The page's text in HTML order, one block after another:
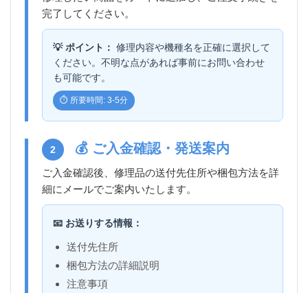
完了してください。
💡 ポイント： 修理内容や機種名を正確に選択して
ください。不明な点があれば事前にお問い合わせ
も可能です。
⏱️ 所要時間: 3-5分
2 💰 ご入金確認・発送案内
ご入金確認後、修理品の送付先住所や梱包方法を詳
細にメールでご案内いたします。
📧 お送りする情報：
送付先住所
梱包方法の詳細説明
注意事項